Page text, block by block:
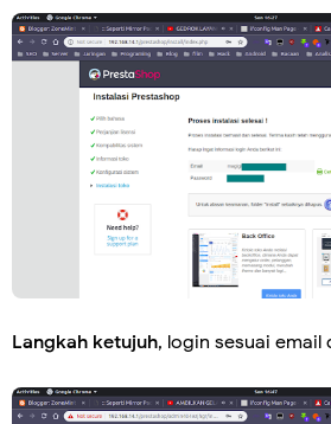
Langkah ketujuh, login sesuai